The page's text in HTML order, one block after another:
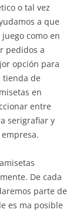
o tal vez
a que
como en
pedidos a
opción para
tienda de
en
entre
serigrafiar y
De cada
parte de
es ma posible